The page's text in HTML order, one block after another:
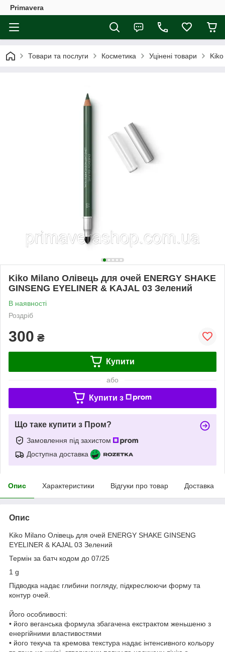
Primavera
Товари та послуги Косметика Уцінені товари
Kiko Milano Олівець для очей ENERGY SHAKE
GINSENG EYELINER & KAJAL 03 Зелений
В наявності
Роздріб
300 ₴
Купити
або
Купити з
Що таке купити з Пром?
Замовлення під захистом
Доступна доставка
Опис Характеристики Відгуки про товар Доставка
Опис
Kiko Milano Олівець для очей ENERGY SHAKE GINSENG
EYELINER & KAJAL 03 Зелений
Термін за батч кодом до 07/25
1 g
Підводка надає глибини погляду, підкреслюючи форму та
контур очей.
Його особливості:
• його веганська формула збагачена екстрактом женьшеню з
енергійними властивостями
• його текуча та кремова текстура надає інтенсивного кольору